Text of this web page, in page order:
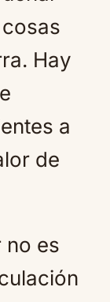
Hay
a
de
no es